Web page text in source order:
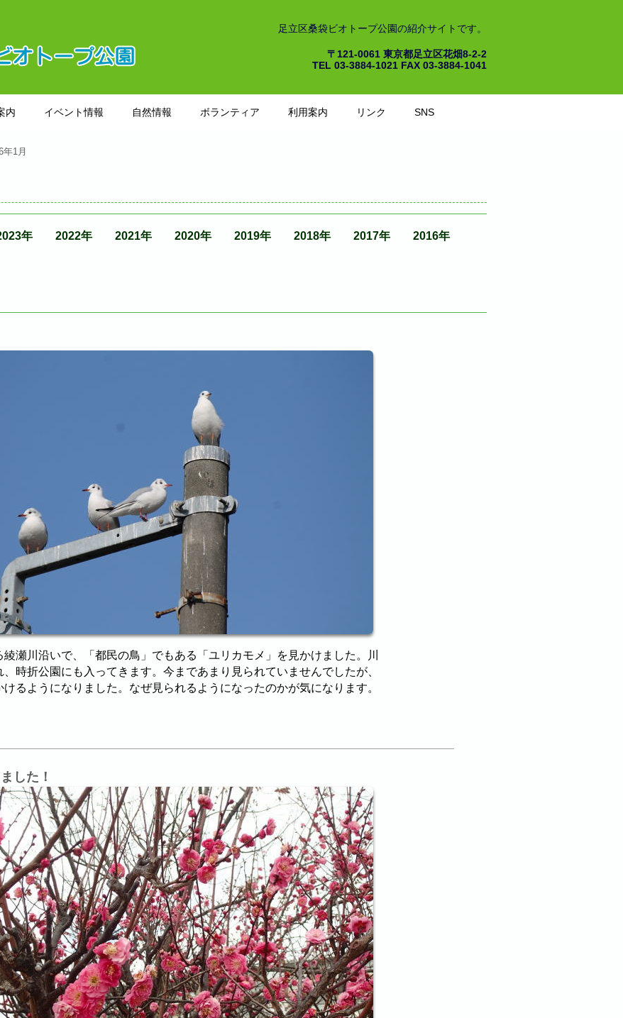
足立区桑袋ビオトープ公園の紹介サイトです。
〒121-0061 東京都足立区花畑8-2-2
TEL 03-3884-1021 FAX 03-3884-1041
内 イベント情報 自然情報 ボランティア 利用案内 リンク SNS
1月
年 2022年 2021年 2020年 2019年 2018年 2017年 2016年
瀬川沿いで、「都民の鳥」でもある「ユリカモメ」を見かけました。川
時折公園にも入ってきます。今まであまり見られていませんでしたが、
るようになりました。なぜ見られるようになったのかが気になります。
した！